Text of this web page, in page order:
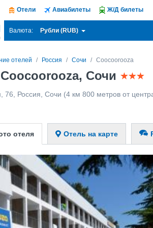
Отели Авиабилеты Ж/Д билеты
Валюта: Рубли (RUB)
отелей Россия Сочи Coocoorooza
Сочи
76 Россия Сочи (4 км 800 метров от
отеля Отель на карте